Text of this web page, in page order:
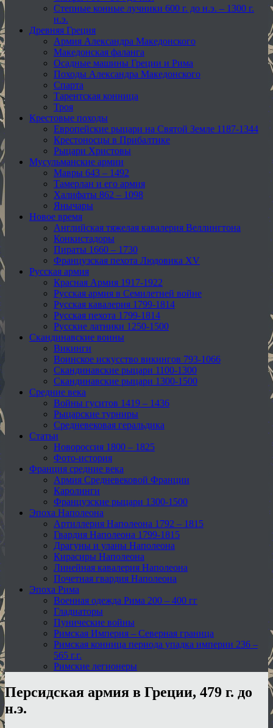
Степные конные лучники 600 г. до н.э. – 1300 г.
н.э.
Древняя Греция
Армия Александра Македонского
Македонская фаланга
Осадные машины Греции и Рима
Походы Александра Македонского
Спарта
Тарентская конница
Троя
Крестовые походы
Европейские рыцари на Святой Земле 1187-1344
Крестоносцы в Прибалтике
Рыцари Христовы
Мусульманские армии
Мавры 643 – 1492
Тамерлан и его армия
Халифаты 862 – 1098
Янычары
Новое время
Английская тяжелая кавалерия Веллингтона
Конкистадоры
Пираты 1660 – 1730
Французская пехота Людовика XV
Русская армия
Красная Армия 1917-1922
Русская армия в Семилетней войне
Русская кавалерия 1799-1814
Русская пехота 1799-1814
Русские латники 1250-1500
Скандинавские воины
Викинги
Воинское искусство викингов 793-1066
Скандинавские рыцари 1100-1300
Скандинавские рыцари 1300-1500
Средние века
Войны гуситов 1419 – 1436
Рыцарские турниры
Средневековая геральдика
Статьи
Новороссия 1800 – 1825
Фото-история
Франция средние века
Армия Средневековой Франции
Каролинги
Французские рыцари 1300-1500
Эпоха Наполеона
Артиллерия Наполеона 1792 – 1815
Гвардия Наполеона 1799-1815
Драгуны и уланы Наполеона
Кирасиры Наполеона
Линейная кавалерия Наполеона
Почетная гвардия Наполеона
Эпоха Рима
Военная одежда Рима 200 – 400 гг
Гладиаторы
Пунические войны
Римская Империя – Северная граница
Римская конница периода упадка империи 236 –
565 г.г.
Римские легионеры
Персидская армия в Греции, 479 г. до
н.э.